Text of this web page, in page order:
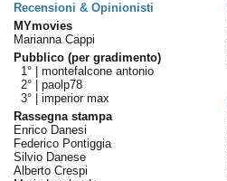
Recensioni & Opinionisti
MYmovies
Marianna Cappi
Pubblico (per gradimento)
1° | montefalcone antonio
2° | paolp78
3° | imperior max
Rassegna stampa
Enrico Danesi
Federico Pontiggia
Silvio Danese
Alberto Crespi